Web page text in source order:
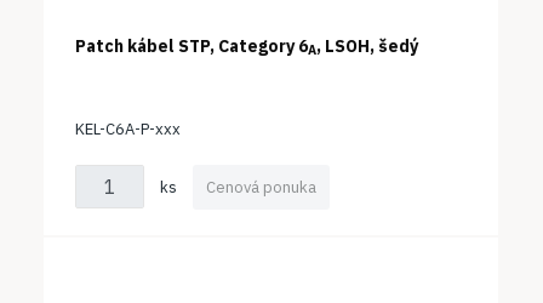
Patch kábel STP, Category 6A, LSOH, šedý
KEL-C6A-P-xxx
ks Cenová ponuka